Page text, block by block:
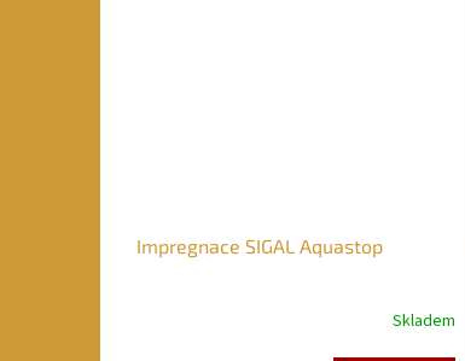
Impregnace SIGAL Aquastop
Skladem